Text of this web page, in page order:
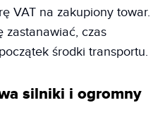
VAT na zakupiony towar.
zastanawiać, czas
środki transportu.
silniki i ogromny